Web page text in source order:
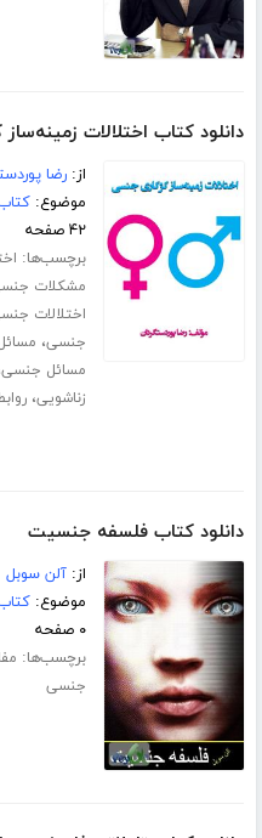
دانلود کتاب اختلالات
از:رضا
موضوع:
۴۲ صفحه
برچسب‌ها:
مشکلات
اختلالات
جنسی،
مسائل جنسی
زناشویی،
دانلود کتاب فلسفه جنسیت
از:آلن سوبل
موضوع:
۰ صفحه
برچسب‌ها:
جنسی